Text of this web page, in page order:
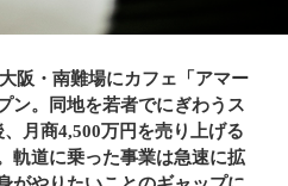
阪・南難場にカフェ「アマー
ン。同地を若者でにぎわうス
月商4,500万円を売り上げる
軌道に乗った事業は急速に拡